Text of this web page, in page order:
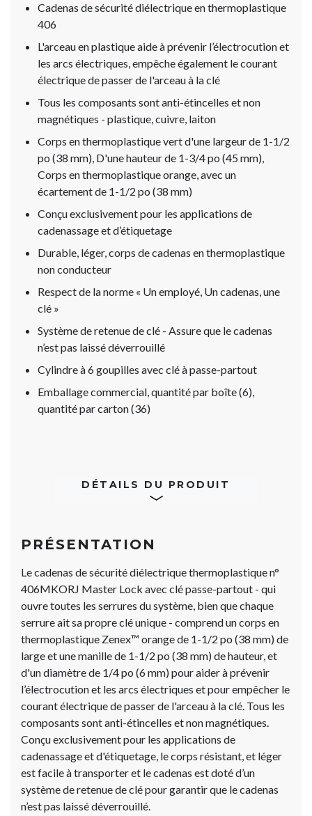
Cadenas de sécurité diélectrique en thermoplastique
406
L'arceau en plastique aide à prévenir l’électrocution et
les arcs électriques, empêche également le courant
électrique de passer de l'arceau à la clé
Tous les composants sont anti-étincelles et non
magnétiques - plastique, cuivre, laiton
Corps en thermoplastique vert d'une largeur de 1-1/2
po (38 mm), D'une hauteur de 1-3/4 po (45 mm),
Corps en thermoplastique orange, avec un
écartement de 1-1/2 po (38 mm)
Conçu exclusivement pour les applications de
cadenassage et d’étiquetage
Durable, léger, corps de cadenas en thermoplastique
non conducteur
Respect de la norme « Un employé, Un cadenas, une
clé »
Système de retenue de clé - Assure que le cadenas
n’est pas laissé déverrouillé
Cylindre à 6 goupilles avec clé à passe-partout
Emballage commercial, quantité par boîte (6),
quantité par carton (36)
DÉTAILS DU PRODUIT
PRÉSENTATION
Le cadenas de sécurité diélectrique thermoplastique n°
406MKORJ Master Loc​​​​​​​k avec clé passe-partout - qui
ouvre toutes les serrures du système, bien que chaque
serrure ait sa propre clé unique - comprend un corps en
thermoplastique Zenex™ orange de 1-1/2 po (38 mm) de
large et une manille de 1-1/2 po (38 mm) de hauteur, et
d'un diamètre de 1/4 po (6 mm) pour aider à prévenir
l’électrocution et les arcs électriques et pour empêcher le
courant électrique de passer de l'arceau à la clé. Tous les
composants sont anti-étincelles et non magnétiques.
Conçu exclusivement pour les applications de
cadenassage et d'étiquetage, le corps résistant, et léger
est facile à transporter et le cadenas est doté d’un
système de retenue de clé pour garantir que le cadenas
n’est pas laissé déverrouillé.